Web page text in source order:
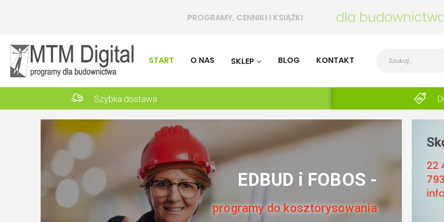
PROGRAMY, CENNIKI I KSIĄŻKI
dla budownictwa
START O NAS SKLEP BLOG KONTAKT
Szybka dostawa
EDBUD i FOBOS -
programy do kosztorysowania
22